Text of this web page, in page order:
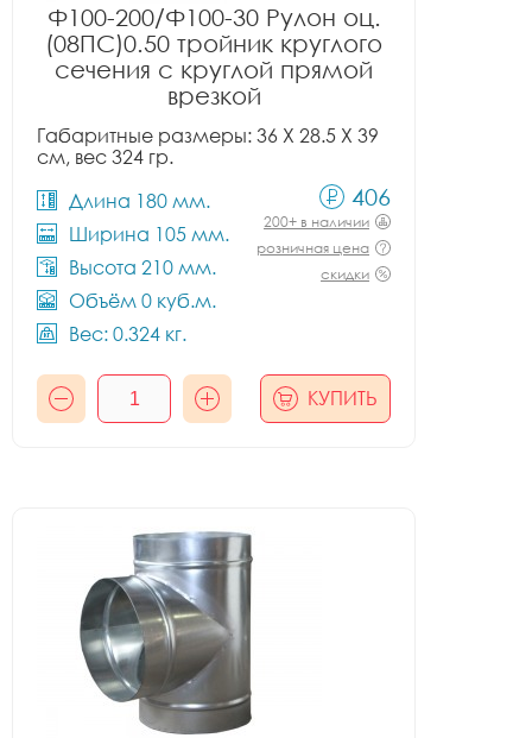
Ф100-200/Ф100-30 Рулон оц.
(08ПС)0.50 тройник круглого
сечения с круглой прямой
врезкой
Габаритные размеры: 36 X 28.5 X 39
см, вес 324 гр.
Длина 180 мм.
Ширина 105 мм.
Высота 210 мм.
Объём 0 куб.м.
Вес: 0.324 кг.
406
200+ в наличии
розничная цена
скидки
КУПИТЬ